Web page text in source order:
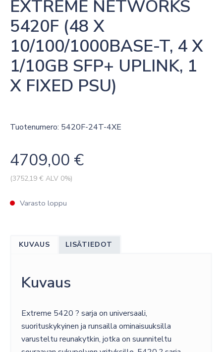
EXTREME NETWORKS
5420F (48 X
10/100/1000BASE-T, 4 X
1/10GB SFP+ UPLINK, 1
X FIXED PSU)
Tuotenumero: 5420F-24T-4XE
4709,00 €
(3752,19 € ALV 0%)
Varasto loppu
KUVAUS LISÄTIEDOT
Kuvaus
Extreme 5420 ? sarja on universaali,
suorituskykyinen ja runsailla ominaisuuksilla
varusteltu reunakytkin, jotka on suunniteltu